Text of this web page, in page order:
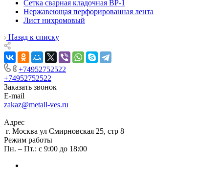
Сетка сварная кладочная ВР-1
Нержавеющая перфорированная лента
Лист нихромовый
Назад к списку
+74952752522
+74952752522
Заказать звонок
E-mail
zakaz@metall-ves.ru
Адрес
г. Москва ул Смирновская 25, стр 8
Режим работы
Пн. – Пт.: с 9:00 до 18:00